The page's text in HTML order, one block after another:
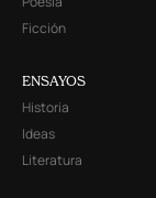
Ficción
ENSAYOS
Historia
Ideas
Literatura